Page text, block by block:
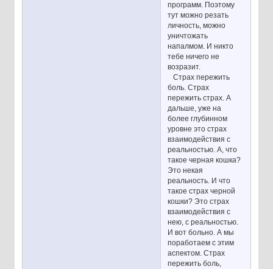
программ. Поэтому
тут можно резать
личность, можно
уничтожать
напалмом. И никто
тебе ничего не
возразит.
Страх пережить
боль. Страх
пережить страх. А
дальше, уже на
более глубинном
уровне это страх
взаимодействия с
реальностью. А, что
такое черная кошка?
Это некая
реальность. И что
такое страх черной
кошки? Это страх
взаимодействия с
нею, с реальностью.
И вот больно. А мы
поработаем с этим
аспектом. Страх
пережить боль,